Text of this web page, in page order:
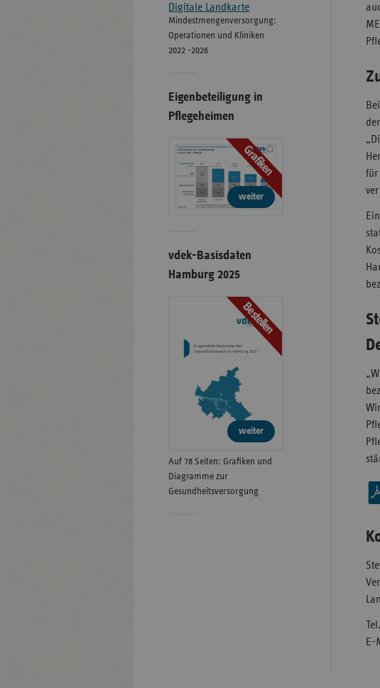
für
E-
Digitale Landkarte
Mindestmengenversorgung:
Operationen und Kliniken
2022 -2026
Eigenbeteiligung in
Pflegeheimen
Grafiken
weiter
vdek-Basisdaten
Hamburg 2025
Bestellen
weiter
Auf 78 Seiten: Grafiken und
Diagramme zur
Gesundheitsversorgung